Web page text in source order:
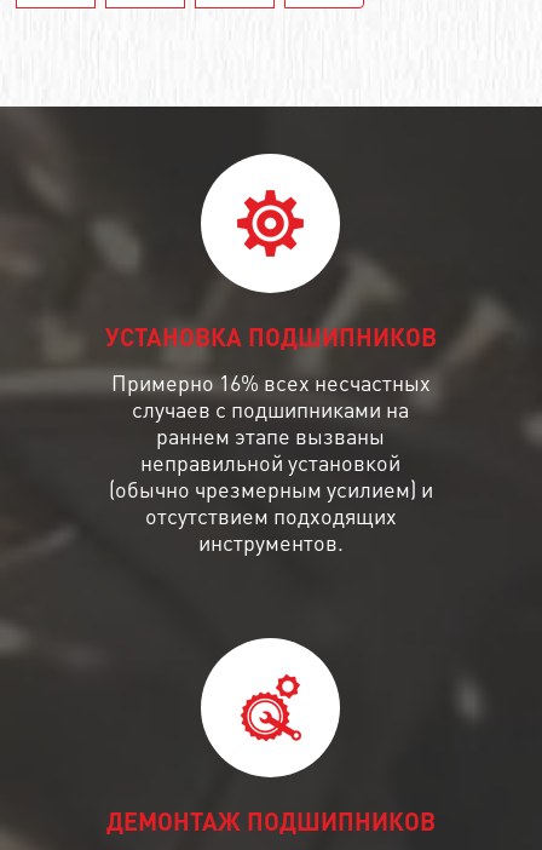
УСТАНОВКА ПОДШИПНИКОВ
Примерно 16% всех несчастных
случаев с подшипниками на
раннем этапе вызваны
неправильной установкой
(обычно чрезмерным усилием) и
отсутствием подходящих
инструментов.
ДЕМОНТАЖ ПОДШИПНИКОВ